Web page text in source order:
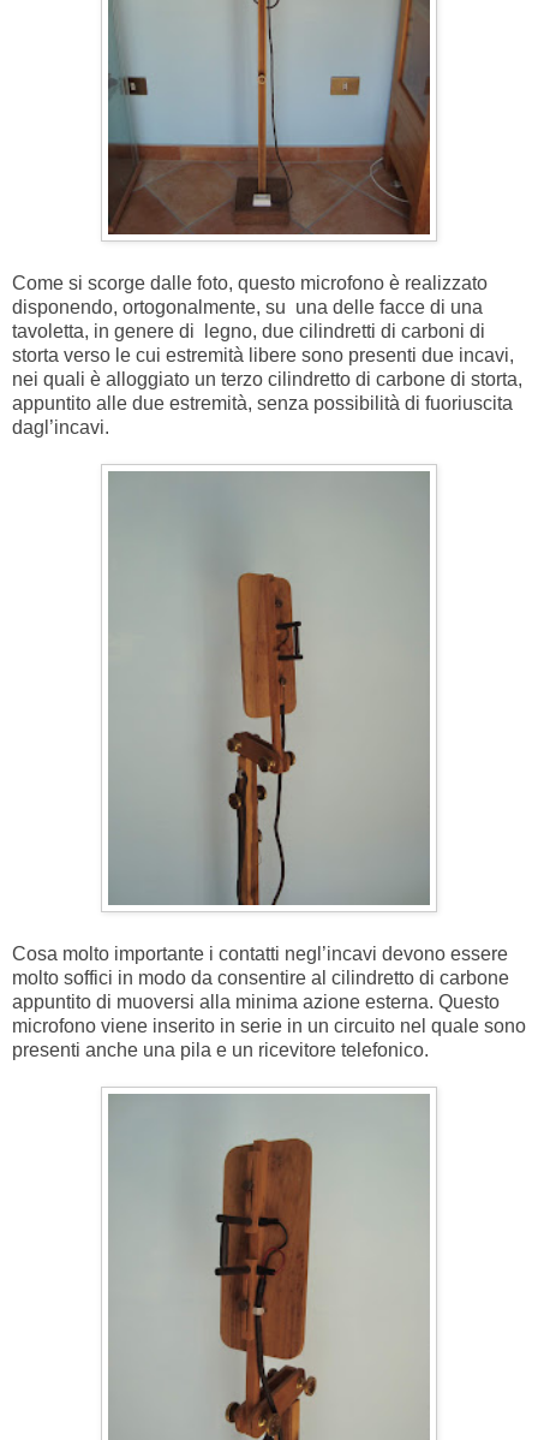
Come si scorge dalle foto, questo microfono è realizzato
disponendo, ortogonalmente, su una delle facce di una
tavoletta, in genere di legno, due cilindretti di carboni di
storta verso le cui estremità libere sono presenti due incavi,
nei quali è alloggiato un terzo cilindretto di carbone di storta,
appuntito alle due estremità, senza possibilità di fuoriuscita
dagl’incavi.
Cosa molto importante i contatti negl’incavi devono essere
molto soffici in modo da consentire al cilindretto di carbone
appuntito di muoversi alla minima azione esterna. Questo
microfono viene inserito in serie in un circuito nel quale sono
presenti anche una pila e un ricevitore telefonico.